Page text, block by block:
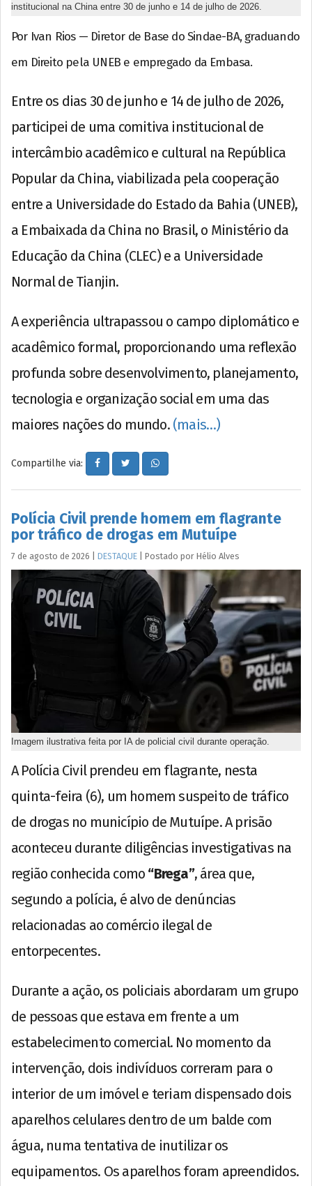
institucional na China entre 30 de junho e 14 de julho de 2026.
Por Ivan Rios — Diretor de Base do Sindae-BA, graduando
em Direito pela UNEB e empregado da Embasa.
Entre os dias 30 de junho e 14 de julho de 2026,
participei de uma comitiva institucional de
intercâmbio acadêmico e cultural na República
Popular da China, viabilizada pela cooperação
entre a Universidade do Estado da Bahia (UNEB),
a Embaixada da China no Brasil, o Ministério da
Educação da China (CLEC) e a Universidade
Normal de Tianjin.
A experiência ultrapassou o campo diplomático e
acadêmico formal, proporcionando uma reflexão
profunda sobre desenvolvimento, planejamento,
tecnologia e organização social em uma das
maiores nações do mundo. (mais…)
Compartilhe via:
Polícia Civil prende homem em flagrante
por tráfico de drogas em Mutuípe
7 de agosto de 2026 DESTAQUE Postado por Hélio Alves
Imagem ilustrativa feita por IA de policial civil durante operação.
A Polícia Civil prendeu em flagrante, nesta
quinta-feira (6), um homem suspeito de tráfico
de drogas no município de Mutuípe. A prisão
aconteceu durante diligências investigativas na
região conhecida como “Brega”, área que,
segundo a polícia, é alvo de denúncias
relacionadas ao comércio ilegal de
entorpecentes.
Durante a ação, os policiais abordaram um grupo
de pessoas que estava em frente a um
estabelecimento comercial. No momento da
intervenção, dois indivíduos correram para o
interior de um imóvel e teriam dispensado dois
aparelhos celulares dentro de um balde com
água, numa tentativa de inutilizar os
equipamentos. Os aparelhos foram apreendidos.